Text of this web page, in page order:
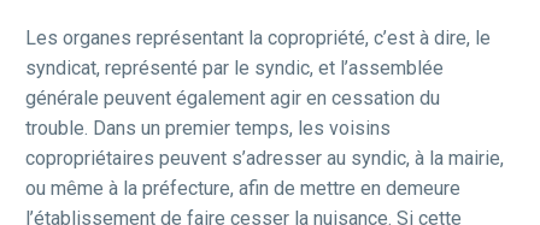
Les organes représentant la copropriété, c’est à dire, le
syndicat, représenté par le syndic, et l’assemblée
générale peuvent également agir en cessation du
trouble. Dans un premier temps, les voisins
copropriétaires peuvent s’adresser au syndic, à la mairie,
ou même à la préfecture, afin de mettre en demeure
l’établissement de faire cesser la nuisance. Si cette